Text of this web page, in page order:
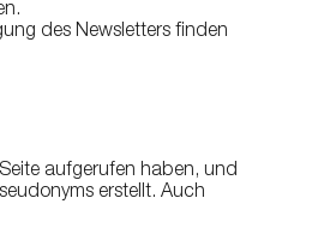
des Newsletters finden
aufgerufen haben, und
erstellt. Auch